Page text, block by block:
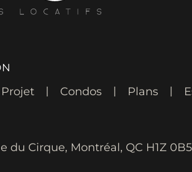
Projet Condos Plans
du Cirque, Montréal, QC H1Z 0B5